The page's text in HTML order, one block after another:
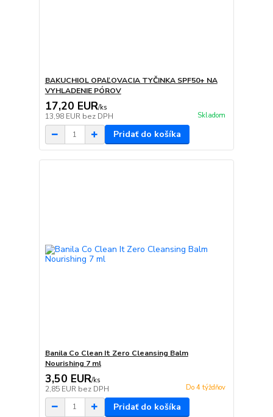
BAKUCHIOL OPAĽOVACIA TYČINKA SPF50+ NA
VYHLADENIE PÓROV
17,20 EUR/ks
13,98 EUR bez DPH Skladom
Pridať do košíka
Banila Co Clean It Zero Cleansing Balm
Nourishing 7 ml
3,50 EUR/ks
2,85 EUR bez DPH Do 4 týždňov
Pridať do košíka